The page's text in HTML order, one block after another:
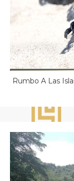
Rumbo A Las